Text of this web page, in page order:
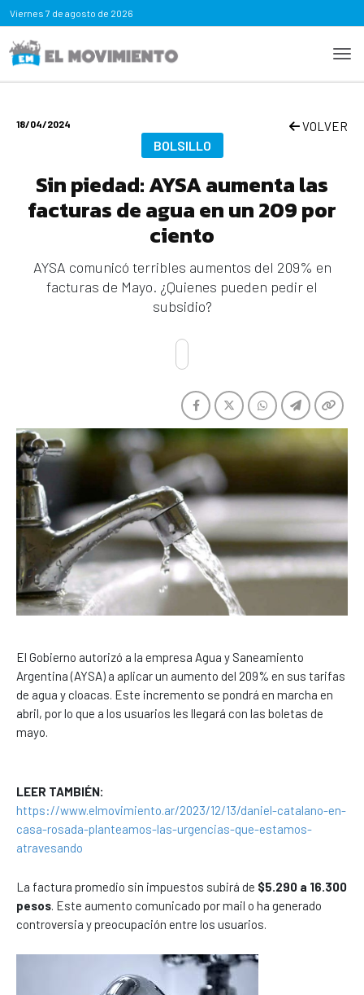
Viernes 7 de agosto de 2026
18/04/2024 VOLVER
BOLSILLO
Sin piedad: AYSA aumenta las
facturas de agua en un 209 por
ciento
AYSA comunicó terribles aumentos del 209% en
facturas de Mayo. ¿Quienes pueden pedir el
subsidio?
El Gobierno autorizó a la empresa Agua y Saneamiento
Argentina (AYSA) a aplicar un aumento del 209% en sus tarifas
de agua y cloacas. Este incremento se pondrá en marcha en
abril, por lo que a los usuarios les llegará con las boletas de
mayo.
LEER TAMBIÉN:
https://www.elmovimiento.ar/2023/12/13/daniel-catalano-en-
casa-rosada-planteamos-las-urgencias-que-estamos-
atravesando
La factura promedio sin impuestos subirá de $5.290 a 16.300
pesos . Este aumento comunicado por mail o ha generado
controversia y preocupación entre los usuarios.